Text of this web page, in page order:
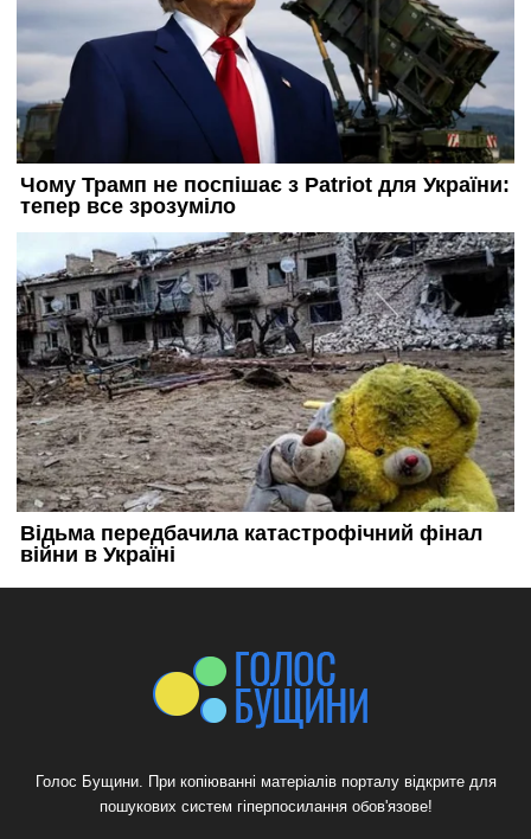
Голос Бущини. При копіюванні матеріалів порталу відкрите для
пошукових систем гіперпосилання обов'язове!